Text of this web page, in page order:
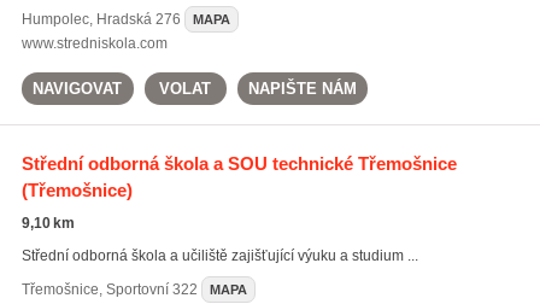
Humpolec, Hradská 276 MAPA
www.stredniskola.com
NAVIGOVAT VOLAT NAPIŠTE NÁM
Střední odborná škola a SOU technické Třemošnice
(Třemošnice)
9,10 km
Střední odborná škola a učiliště zajišťující výuku a studium ...
Třemošnice, Sportovní 322 MAPA